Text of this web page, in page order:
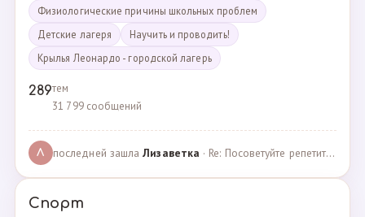
Физиологические причины школьных проблем
Детские лагеря
Научить и проводить!
Крылья Леонардо - городской лагерь
289тем
31 799 сообщений
Л последней зашлаЛизаветка · Re: Посоветуйте репетитора по английскому · 27.11.2024
Спорт